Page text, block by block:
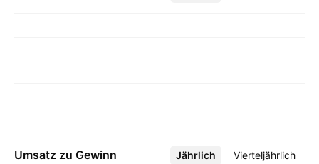
Umsatz zu Gewinn
Jährlich Vierteljährlich
Mehr